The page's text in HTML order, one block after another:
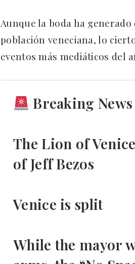
Aunque la boda ha
población veneciana, lo
eventos más mediáticos del
Breaking News
The Lion of
of Jeff Bezos
Venice is split
While the mayor